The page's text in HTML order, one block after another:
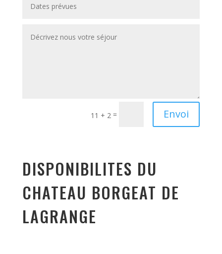
11 + 2 = Envoi
DISPONIBILITES DU
CHATEAU BORGEAT DE
LAGRANGE